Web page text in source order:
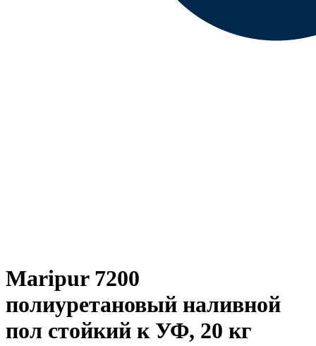
Maripur 7200
полиуретановый наливной
пол стойкий к УФ, 20 кг